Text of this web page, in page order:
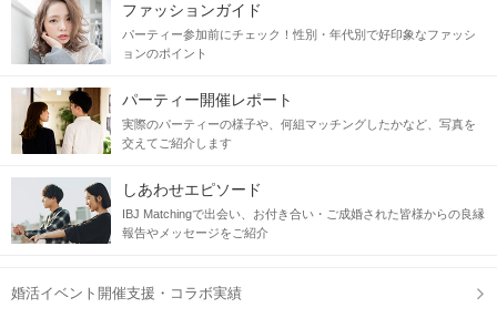
ファッションガイド
パーティー参加前にチェック！性別・年代別で好印象なファッシ
ョンのポイント
パーティー開催レポート
実際のパーティーの様子や、何組マッチングしたかなど、写真を
交えてご紹介します
しあわせエピソード
IBJ Matchingで出会い、お付き合い・ご成婚された皆様からの良縁
報告やメッセージをご紹介
婚活イベント開催支援・コラボ実績